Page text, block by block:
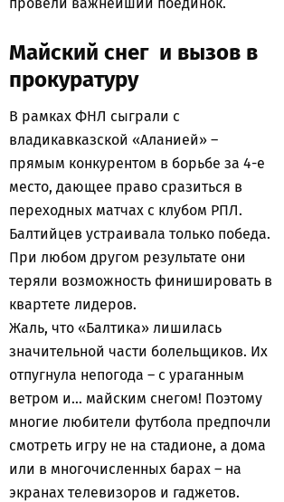
Майский снег и вызов в
прокуратуру
В рамках ФНЛ сыграли с
владикавказской «Аланией» –
прямым конкурентом в борьбе за 4-е
место, дающее право сразиться в
переходных матчах с клубом РПЛ.
Балтийцев устраивала только победа.
При любом другом результате они
теряли возможность финишировать в
квартете лидеров.
Жаль, что «Балтика» лишилась
значительной части болельщиков. Их
отпугнула непогода – с ураганным
ветром и… майским снегом! Поэтому
многие любители футбола предпочли
смотреть игру не на стадионе, а дома
или в многочисленных барах – на
экранах телевизоров и гаджетов.